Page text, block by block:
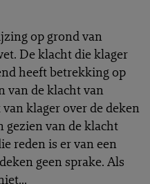
op grond van
De klacht die klager
heeft betrekking op
van de klacht van
klager over de deken
gezien van de klacht
reden is er van een
geen sprake. Als